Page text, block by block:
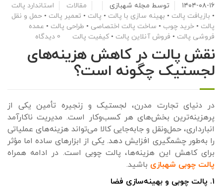
۱۴۰۴-۰۸-۱۶ توسط مجله شهبازی مقالات
استاندارد پالت
• بازیافت پالت • بهینه سازی با پالت • پالت • تعمیر پالت • حمل و نقل
پالت • خرید چوب • ساخت پالت اختصاصی • طراحی پالت • عمده
فروشی پالت • فروش آنلاین پالت •کیفیت پالت 0 دیدگاه
نقش پالت در کاهش هزینه‌های
لجستیک چگونه است؟
در دنیای تجارت مدرن، لجستیک و زنجیره تأمین یکی از
پرهزینه‌ترین بخش‌های هر کسب‌وکار است. مدیریت ناکارآمد
انبارداری، حمل‌ونقل و جابه‌جایی کالا می‌تواند هزینه‌های عملیاتی
را به‌طور چشمگیری افزایش دهد. یکی از ابزارهای ساده اما مؤثر
برای کاهش این هزینه‌ها، پالت چوبی است. در ادامه همراه
پالت چوبی شهبازی باشید.
۱. پالت چوبی و بهینه‌سازی فضا